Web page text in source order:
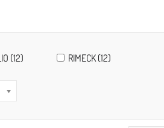
(12) RIMECK (12)